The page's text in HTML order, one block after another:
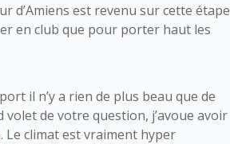
d’Amiens est revenu sur cette étape
en club que pour porter haut les
il n’y a rien de plus beau que de
de votre question, j’avoue avoir
Le climat est vraiment hyper